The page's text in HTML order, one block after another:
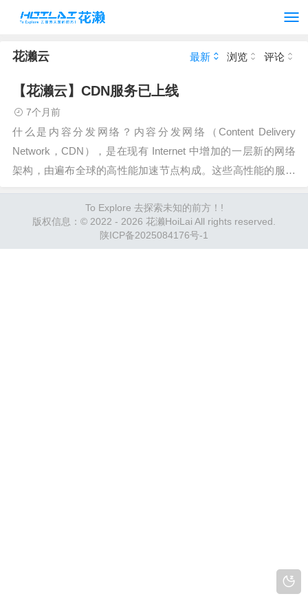
花濑云 最新 浏览 评论
【花濑云】CDN服务已上线
7个月前
什么是内容分发网络？内容分发网络（Content Delivery
Network，CDN），是在现有 Internet 中增加的一层新的网络
架构，由遍布全球的高性能加速节点构成。这些高性能的服务
To Explore 去探索未知的前方！!
版权信息：© 2022 - 2026 花濑HoiLai All rights reserved.
陕ICP备2025084176号-1